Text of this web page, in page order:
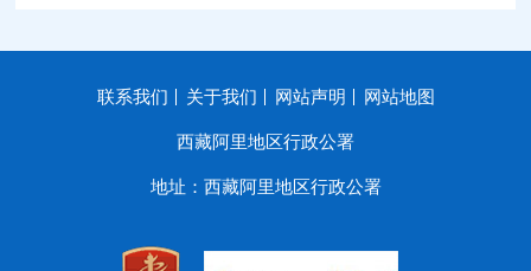
联系我们 关于我们 网站声明 网站地图
西藏阿里地区行政公署
地址：西藏阿里地区行政公署